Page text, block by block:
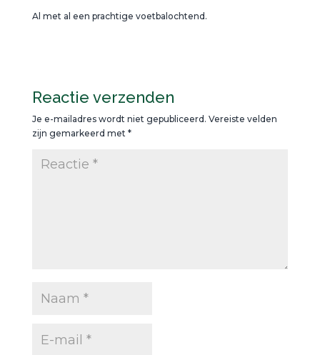
Al met al een prachtige voetbalochtend.
Reactie verzenden
Je e-mailadres wordt niet gepubliceerd. Vereiste velden
zijn gemarkeerd met *